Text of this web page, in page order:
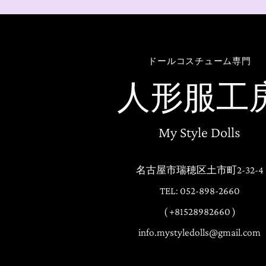
ドールコスチューム専門
人形服工
My Style Dolls
名古屋市瑞穂区土市町2-32-4
TEL: 052-898-2660
( +81528982660 )
info.mystyledolls@gmail.com